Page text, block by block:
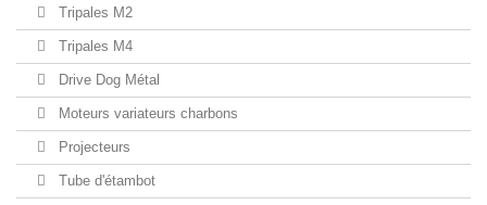
Tripales M2
Tripales M4
Drive Dog Métal
Moteurs variateurs charbons
Projecteurs
Tube d'étambot